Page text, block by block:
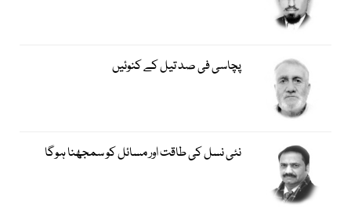
پچاسی فی صد تیل کے کنوئیں
نئی نسل کی طاقت اور مسائل کو سمجھنا ہوگا